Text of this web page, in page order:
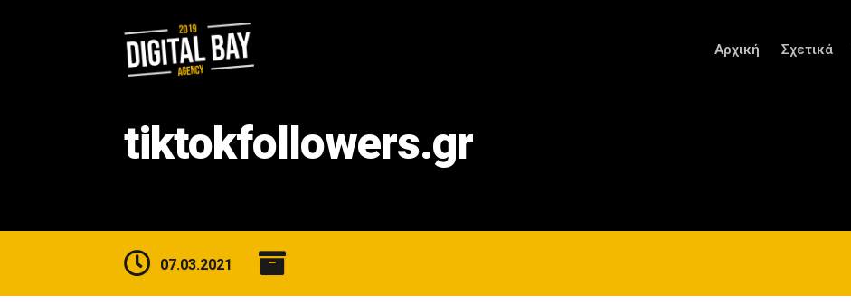
Αρχική Σχετικά
tiktokfollowers.gr
07.03.2021